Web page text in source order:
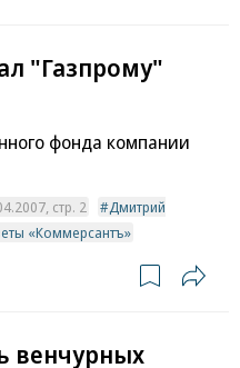
"Газпрому"
фонда компании
стр. 2
Дмитрий
«Коммерсантъ»
венчурных